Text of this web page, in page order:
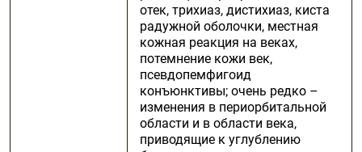
отек, трихиаз, дистихиаз, киста
радужной оболочки, местная
кожная реакция на веках,
потемнение кожи век,
псевдопемфигоид
конъюнктивы; очень редко –
изменения в периорбитальной
области и в области века,
приводящие к углублению